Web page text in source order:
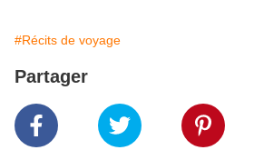
#Récits de voyage
Partager